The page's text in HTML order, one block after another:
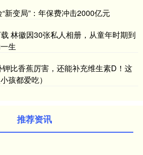
新变局”：年保费冲击2000亿元
林徽因30张私人相册，从童年时期到
生
比香蕉厉害，还能补充维生素D！这
孩都爱吃）
推荐资讯